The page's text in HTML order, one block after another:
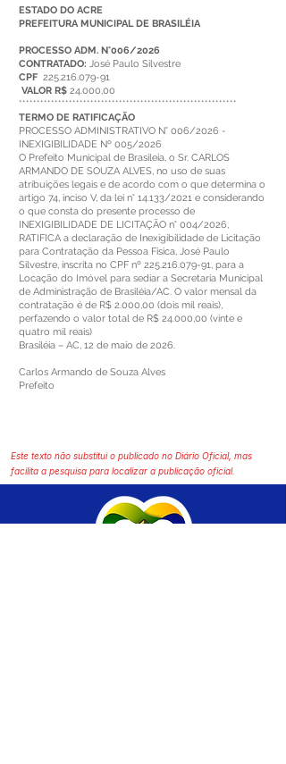
ESTADO DO ACRE
PREFEITURA MUNICIPAL DE BRASILÉIA
PROCESSO ADM. N°006/2026
CONTRATADO: José Paulo Silvestre
CPF 225.216.079-91
VALOR R$ 24.000,00
*************************************************************
TERMO DE RATIFICAÇÃO
PROCESSO ADMINISTRATIVO N° 006/2026 -
INEXIGIBILIDADE Nº 005/2026
O Prefeito Municipal de Brasileia, o Sr. CARLOS
ARMANDO DE SOUZA ALVES, no uso de suas
atribuições legais e de acordo com o que determina o
artigo 74, inciso V, da lei n° 14.133/2021 e considerando
o que consta do presente processo de
INEXIGIBILIDADE DE LICITAÇÃO n° 004/2026,
RATIFICA a declaração de Inexigibilidade de Licitação
para Contratação da Pessoa Física, José Paulo
Silvestre, inscrita no CPF nº 225.216.079-91, para a
Locação do Imóvel para sediar a Secretaria Municipal
de Administração de Brasiléia/AC. O valor mensal da
contratação é de R$ 2.000,00 (dois mil reais),
perfazendo o valor total de R$ 24.000,00 (vinte e
quatro mil reais)
Brasiléia – AC, 12 de maio de 2026.
Carlos Armando de Souza Alves
Prefeito
Este texto não substitui o publicado no Diário Oficial, mas
facilita a pesquisa para localizar a publicação oficial.